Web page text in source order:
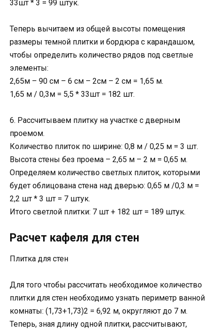
33шт * 3 = 99 штук.
Теперь вычитаем из общей высоты помещения
размеры темной плитки и бордюра с карандашом,
чтобы определить количество рядов под светлые
элементы:
2,65м – 90 см – 6 см – 2см – 2 см = 1,65 м.
1,65 м / 0,3м = 5,5 * 33шт = 182 шт.
6. Рассчитываем плитку на участке с дверным
проемом.
Количество плиток по ширине: 0,8 м / 0,25 м = 3 шт.
Высота стены без проема – 2,65 м – 2 м = 0,65 м.
Определяем количество светлых плиток, которыми
будет облицована стена над дверью: 0,65 м /0,3 м =
2,2 шт * 3 шт = 7 штук.
Итого светлой плитки: 7 шт + 182 шт = 189 штук.
Расчет кафеля для стен
Плитка для стен
Для того чтобы рассчитать необходимое количество
плитки для стен необходимо узнать периметр ванной
комнаты: (1,73+1,73)2 = 6,92 м, округляют до 7 м.
Теперь, зная длину одной плитки, рассчитывают,